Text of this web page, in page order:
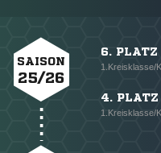
SAISON
25/26
6. PLATZ
1.Kreisklasse/
4. PLATZ
1.Kreisklasse/